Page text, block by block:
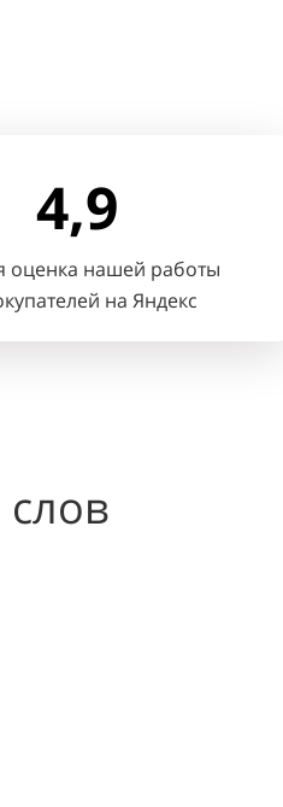
4,9
оценка нашей работы
на Яндекс